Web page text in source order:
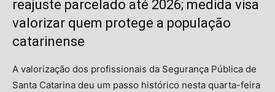
reajuste parcelado até 2026; medida visa
valorizar quem protege a população
catarinense
A valorização dos profissionais da Segurança Pública de
Santa Catarina deu um passo histórico nesta quarta-feira